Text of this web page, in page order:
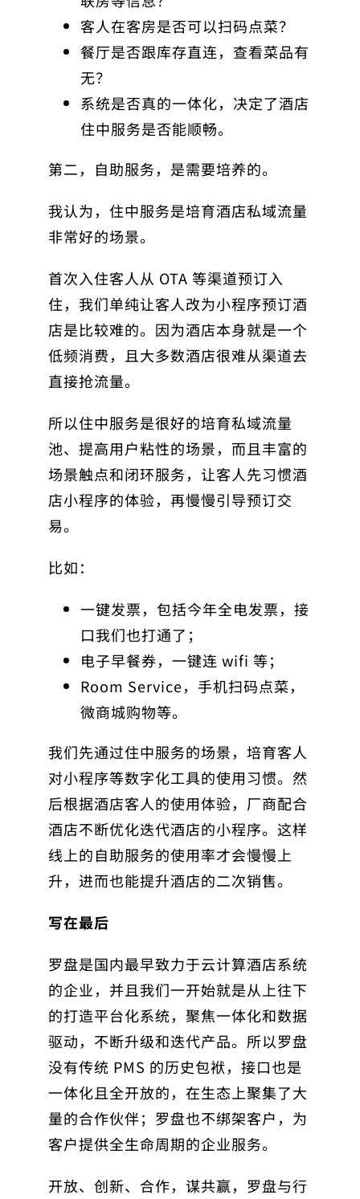
客人在客房是否可以扫码点菜？
餐厅是否跟库存直连，查看菜品有
无？
系统是否真的一体化，决定了酒店
住中服务是否能顺畅。
第二，自助服务，是需要培养的。
我认为，住中服务是培育酒店私域流量
非常好的场景。
首次入住客人从 OTA 等渠道预订入
住，我们单纯让客人改为小程序预订酒
店是比较难的。因为酒店本身就是一个
低频消费，且大多数酒店很难从渠道去
直接抢流量。
所以住中服务是很好的培育私域流量
池、提高用户粘性的场景，而且丰富的
场景触点和闭环服务，让客人先习惯酒
店小程序的体验，再慢慢引导预订交
易。
比如：
一键发票，包括今年全电发票，接
口我们也打通了；
电子早餐券，一键连 wifi 等；
Room Service，手机扫码点菜，
微商城购物等。
我们先通过住中服务的场景，培育客人
对小程序等数字化工具的使用习惯。然
后根据酒店客人的使用体验，厂商配合
酒店不断优化迭代酒店的小程序。这样
线上的自助服务的使用率才会慢慢上
升，进而也能提升酒店的二次销售。
写在最后
罗盘是国内最早致力于云计算酒店系统
的企业，并且我们一开始就是从上往下
的打造平台化系统，聚焦一体化和数据
驱动，不断升级和迭代产品。所以罗盘
没有传统 PMS 的历史包袱，接口也是
一体化且全开放的，在生态上聚集了大
量的合作伙伴；罗盘也不绑架客户，为
客户提供全生命周期的企业服务。
开放、创新、合作，谋共赢，罗盘与行